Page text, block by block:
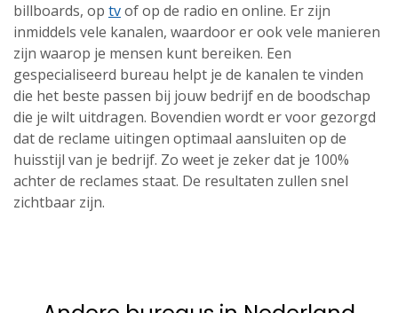
billboards, op tvof op de radio en online. Er zijn
inmiddels vele kanalen, waardoor er ook vele manieren
zijn waarop je mensen kunt bereiken. Een
gespecialiseerd bureau helpt je de kanalen te vinden
die het beste passen bij jouw bedrijf en de boodschap
die je wilt uitdragen. Bovendien wordt er voor gezorgd
dat de reclame uitingen optimaal aansluiten op de
huisstijl van je bedrijf. Zo weet je zeker dat je 100%
achter de reclames staat. De resultaten zullen snel
zichtbaar zijn.